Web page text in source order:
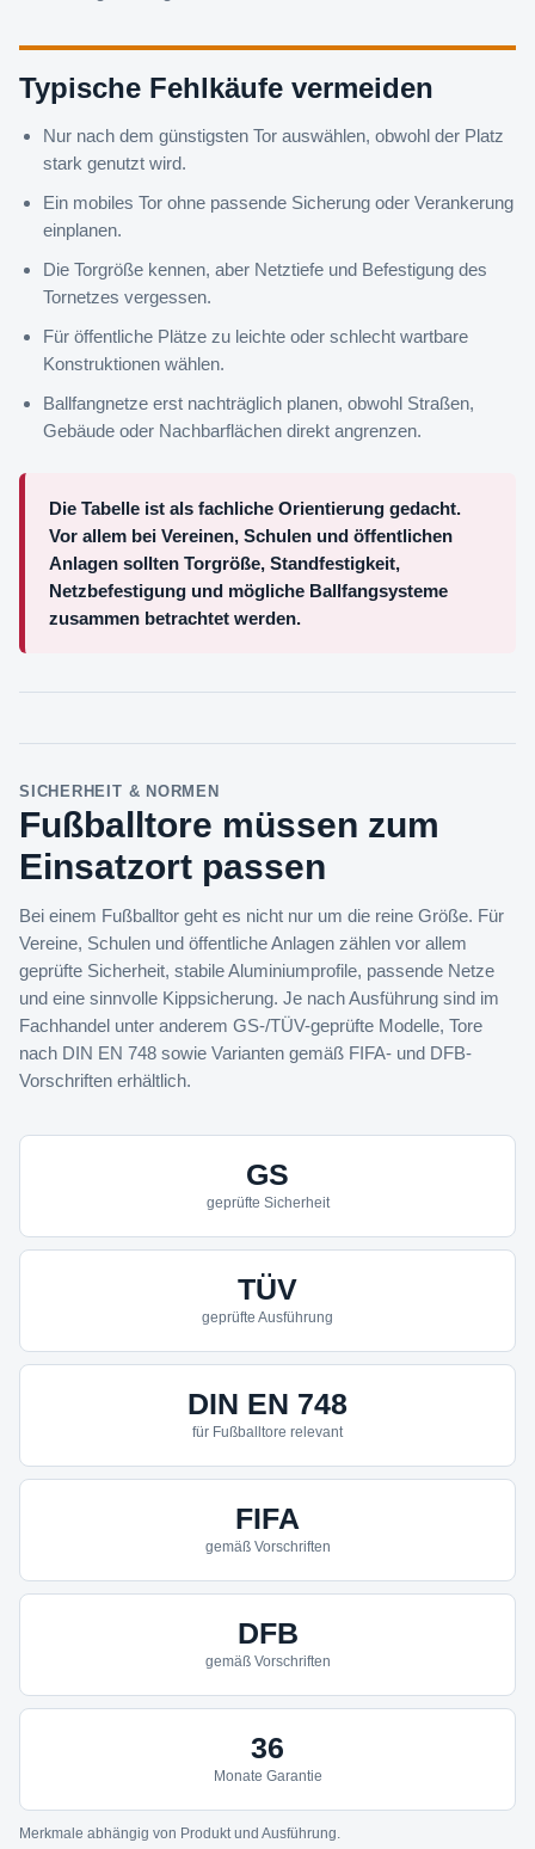
Typische Fehlkäufe vermeiden
Nur nach dem günstigsten Tor auswählen, obwohl der Platz
stark genutzt wird.
Ein mobiles Tor ohne passende Sicherung oder Verankerung
einplanen.
Die Torgröße kennen, aber Netztiefe und Befestigung des
Tornetzes vergessen.
Für öffentliche Plätze zu leichte oder schlecht wartbare
Konstruktionen wählen.
Ballfangnetze erst nachträglich planen, obwohl Straßen,
Gebäude oder Nachbarflächen direkt angrenzen.
Die Tabelle ist als fachliche Orientierung gedacht.
Vor allem bei Vereinen, Schulen und öffentlichen
Anlagen sollten Torgröße, Standfestigkeit,
Netzbefestigung und mögliche Ballfangsysteme
zusammen betrachtet werden.
SICHERHEIT & NORMEN
Fußballtore müssen zum
Einsatzort passen
Bei einem Fußballtor geht es nicht nur um die reine Größe. Für
Vereine, Schulen und öffentliche Anlagen zählen vor allem
geprüfte Sicherheit, stabile Aluminiumprofile, passende Netze
und eine sinnvolle Kippsicherung. Je nach Ausführung sind im
Fachhandel unter anderem GS-/TÜV-geprüfte Modelle, Tore
nach DIN EN 748 sowie Varianten gemäß FIFA- und DFB-
Vorschriften erhältlich.
GS
geprüfte Sicherheit
TÜV
geprüfte Ausführung
DIN EN 748
für Fußballtore relevant
FIFA
gemäß Vorschriften
DFB
gemäß Vorschriften
36
Monate Garantie
Merkmale abhängig von Produkt und Ausführung.